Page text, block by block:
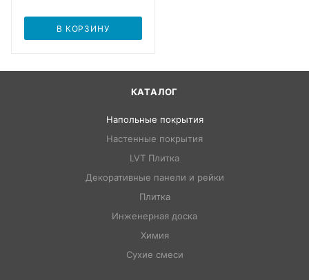
В КОРЗИНУ
КАТАЛОГ
Напольные покрытия
Настенные покрытия
LVT Плитка
Декоративные панели и рейки
Плитка
Инженерная доска
Химия
Сухие смеси